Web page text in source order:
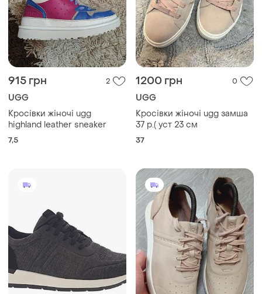
915 грн 2
UGG
Кросівки жіночі ugg
highland leather sneaker
7,5
1200 грн 0
UGG
Кросівки жіночі ugg замша
37 р.( уст 23 см
37